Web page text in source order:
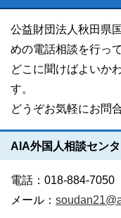
公益財団法人秋田県
めの電話相談を行っ
どこに聞けばよいか
す。
どうぞお気軽にお問
AIA外国人相談セン
電話：018-884-7050
メール：